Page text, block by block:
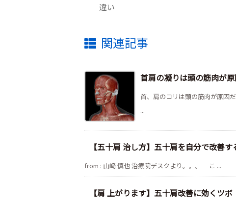
違い
関連記事
首肩の凝りは頭の筋肉が
首、肩のコリは頭の筋肉が原因
...
【五十肩 治し方】五十肩を自分で改善す
from : 山﨑 慎也 治療院デスクより。。。 こ ...
【肩 上がります】五十肩改善に効くツボ